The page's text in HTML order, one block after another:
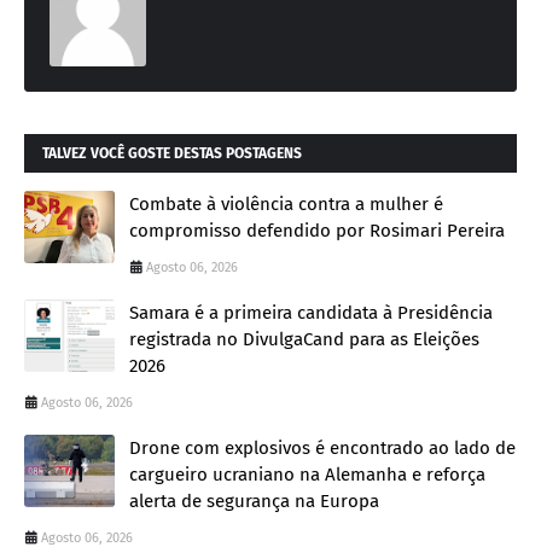
TALVEZ VOCÊ GOSTE DESTAS POSTAGENS
Combate à violência contra a mulher é
compromisso defendido por Rosimari Pereira
Agosto 06, 2026
Samara é a primeira candidata à Presidência
registrada no DivulgaCand para as Eleições
2026
Agosto 06, 2026
Drone com explosivos é encontrado ao lado de
cargueiro ucraniano na Alemanha e reforça
alerta de segurança na Europa
Agosto 06, 2026